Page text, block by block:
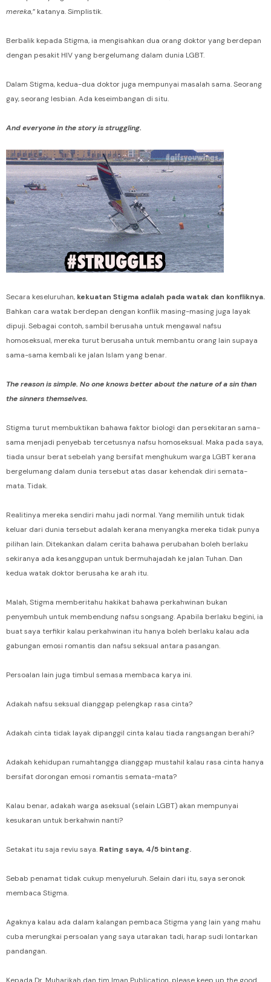
mereka,” katanya. Simplistik.
Berbalik kepada Stigma, ia mengisahkan dua orang doktor yang berdepan
dengan pesakit HIV yang bergelumang dalam dunia LGBT.
Dalam Stigma, kedua-dua doktor juga mempunyai masalah sama. Seorang
gay, seorang lesbian. Ada keseimbangan di situ.
And everyone in the story is struggling.
Secara keseluruhan, kekuatan Stigma adalah pada watak dan konfliknya.
Bahkan cara watak berdepan dengan konflik masing-masing juga layak
dipuji. Sebagai contoh, sambil berusaha untuk mengawal nafsu
homoseksual, mereka turut berusaha untuk membantu orang lain supaya
sama-sama kembali ke jalan Islam yang benar.
The reason is simple. No one knows better about the nature of a sin than
the sinners themselves.
Stigma turut membuktikan bahawa faktor biologi dan persekitaran sama-
sama menjadi penyebab tercetusnya nafsu homoseksual. Maka pada saya,
tiada unsur berat sebelah yang bersifat menghukum warga LGBT kerana
bergelumang dalam dunia tersebut atas dasar kehendak diri semata-
mata. Tidak.
Realitinya mereka sendiri mahu jadi normal. Yang memilih untuk tidak
keluar dari dunia tersebut adalah kerana menyangka mereka tidak punya
pilihan lain. Ditekankan dalam cerita bahawa perubahan boleh berlaku
sekiranya ada kesanggupan untuk bermuhajadah ke jalan Tuhan. Dan
kedua watak doktor berusaha ke arah itu.
Malah, Stigma memberitahu hakikat bahawa perkahwinan bukan
penyembuh untuk membendung nafsu songsang. Apabila berlaku begini, ia
buat saya terfikir kalau perkahwinan itu hanya boleh berlaku kalau ada
gabungan emosi romantis dan nafsu seksual antara pasangan.
Persoalan lain juga timbul semasa membaca karya ini.
Adakah nafsu seksual dianggap pelengkap rasa cinta?
Adakah cinta tidak layak dipanggil cinta kalau tiada rangsangan berahi?
Adakah kehidupan rumahtangga dianggap mustahil kalau rasa cinta hanya
bersifat dorongan emosi romantis semata-mata?
Kalau benar, adakah warga aseksual (selain LGBT) akan mempunyai
kesukaran untuk berkahwin nanti?
Setakat itu saja reviu saya. Rating saya, 4/5 bintang.
Sebab penamat tidak cukup menyeluruh. Selain dari itu, saya seronok
membaca Stigma.
Agaknya kalau ada dalam kalangan pembaca Stigma yang lain yang mahu
cuba merungkai persoalan yang saya utarakan tadi, harap sudi lontarkan
pandangan.